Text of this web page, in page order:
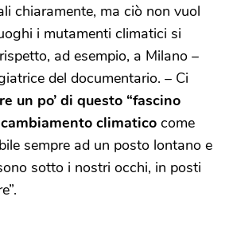
chiaramente, ma ciò non vuol
i mutamenti climatici si
ad esempio, a Milano –
del documentario. – Ci
un po’ di questo “fascino
climatico come
sempre ad un posto lontano e
sotto i nostri occhi, in posti